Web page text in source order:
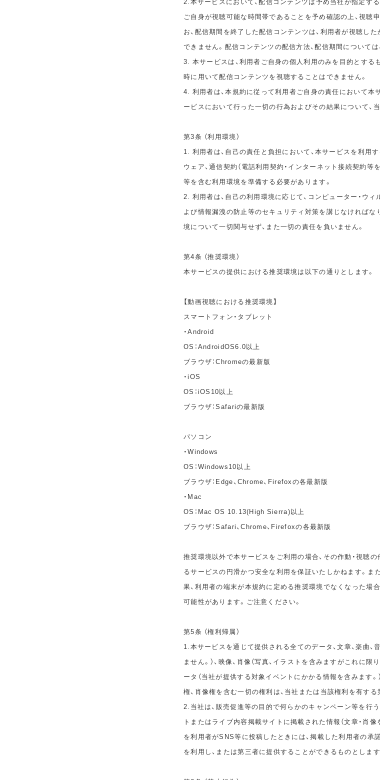
ご自身が視聴可能な時間帯であることを予め確認の上、視聴
お、配信期間を終了した配信コンテンツは、利用者が視聴し
できません。配信コンテンツの配信方法、配信期間については
3. 本サービスは、利用者ご自身の個人利用のみを目的とする
時に用いて配信コンテンツを視聴することはできません。
4. 利用者は、本規約に従って利用者ご自身の責任において本
ービスにおいて行った一切の行為およびその結果について、
第3条 （利用環境）
1. 利用者は、自己の責任と負担において、本サービスを利用
ウェア、通信契約（電話利用契約・インターネット接続契約等
等を含む利用環境を準備する必要があります。
2. 利用者は、自己の利用環境に応じて、コンピューター・ウ
よび情報漏洩の防止等のセキュリティ対策を講じなければな
境について一切関与せず、また一切の責任を負いません。
第4条 （推奨環境）
本サービスの提供における推奨環境は以下の通りとします。
【動画視聴における推奨環境】
スマートフォン・タブレット
・Android
OS：AndroidOS6.0以上
ブラウザ：Chromeの最新版
・iOS
OS：iOS10以上
ブラウザ：Safariの最新版
パソコン
・Windows
OS：Windows10以上
ブラウザ：Edge、Chrome、Firefoxの各最新版
・Mac
OS：Mac OS 10.13(High Sierra)以上
ブラウザ：Safari、Chrome、Firefoxの各最新版
推奨環境以外で本サービスをご利用の場合、その作動・視聴
るサービスの円滑かつ安全な利用を保証いたしかねます。ま
果、利用者の端末が本規約に定める推奨環境でなくなった場
可能性があります。ご注意ください。
第5条 （権利帰属）
1.本サービスを通じて提供される全てのデータ、文章、楽曲、
ません。）、映像、肖像（写真、イラストを含みますがこれに限
ータ（当社が提供する対象イベントにかかる情報を含みます。
権、肖像権を含む一切の権利は、当社または当該権利を有する
2.当社は、販売促進等の目的で何らかのキャンペーン等を行
トまたはライブ内容掲載サイトに掲載された情報（文章・肖像
を利用者がSNS等に投稿したときには、掲載した利用者の承
を利用し、または第三者に提供することができるものとします